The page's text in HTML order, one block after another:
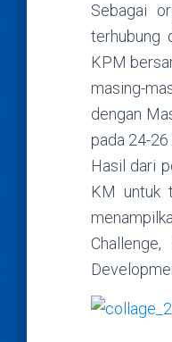
Sebagai
terhubung
KPM
masing-
dengan
pada 24-26
Hasil dari
KM untuk